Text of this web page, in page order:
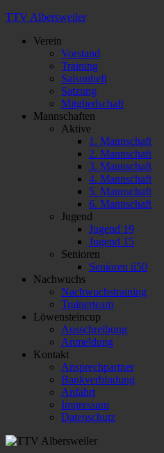
TTV Albersweiler
Verein
Vorstand
Training
Saisonheft
Satzung
Mitgliedschaft
Mannschaften
Aktive
1. Mannschaft
2. Mannschaft
3. Mannschaft
4. Mannschaft
5. Mannschaft
6. Mannschaft
Jugend
Jugend 19
Jugend 15
Senioren
Senioren ü50
Nachwuchs
Nachwuchstraining
Trainerteam
Löwensteincup
Ausschreibung
Anmeldung
Kontakt
Ansprechpartner
Bankverbindung
Anfahrt
Impressum
Datenschutz